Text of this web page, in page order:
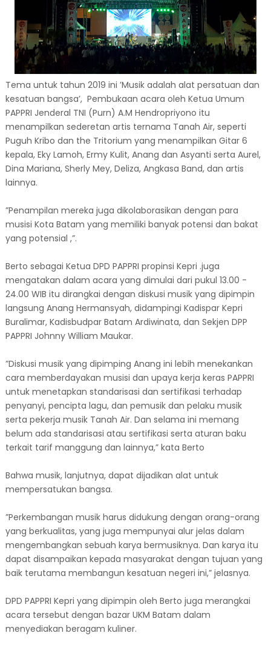
Tema untuk tahun 2019 ini ’Musik adalah alat persatuan dan
kesatuan bangsa’, Pembukaan acara oleh Ketua Umum
PAPPRI Jenderal TNI (Purn) A.M Hendropriyono itu
menampilkan sederetan artis ternama Tanah Air, seperti
Puguh Kribo dan the Tritorium yang menampilkan Gitar 6
kepala, Eky Lamoh, Ermy Kulit, Anang dan Asyanti serta Aurel,
Dina Mariana, Sherly Mey, Deliza, Angkasa Band, dan artis
lainnya.
”Penampilan mereka juga dikolaborasikan dengan para
musisi Kota Batam yang memiliki banyak potensi dan bakat
yang potensial ,”.
Berto sebagai Ketua DPD PAPPRI propinsi Kepri .juga
mengatakan dalam acara yang dimulai dari pukul 13.00 -
24.00 WIB itu dirangkai dengan diskusi musik yang dipimpin
langsung Anang Hermansyah, didampingi Kadispar Kepri
Buralimar, Kadisbudpar Batam Ardiwinata, dan Sekjen DPP
PAPPRI Johnny William Maukar.
”Diskusi musik yang dipimping Anang ini lebih menekankan
cara memberdayakan musisi dan upaya kerja keras PAPPRI
untuk menetapkan standarisasi dan sertifikasi terhadap
penyanyi, pencipta lagu, dan pemusik dan pelaku musik
serta pekerja musik Tanah Air. Dan selama ini memang
belum ada standarisasi atau sertifikasi serta aturan baku
terkait tarif manggung dan lainnya,” kata Berto
Bahwa musik, lanjutnya, dapat dijadikan alat untuk
mempersatukan bangsa.
”Perkembangan musik harus didukung dengan orang-orang
yang berkualitas, yang juga mempunyai alur jelas dalam
mengembangkan sebuah karya bermusiknya. Dan karya itu
dapat disampaikan kepada masyarakat dengan tujuan yang
baik terutama membangun kesatuan negeri ini,” jelasnya.
DPD PAPPRI Kepri yang dipimpin oleh Berto juga merangkai
acara tersebut dengan bazar UKM Batam dalam
menyediakan beragam kuliner.